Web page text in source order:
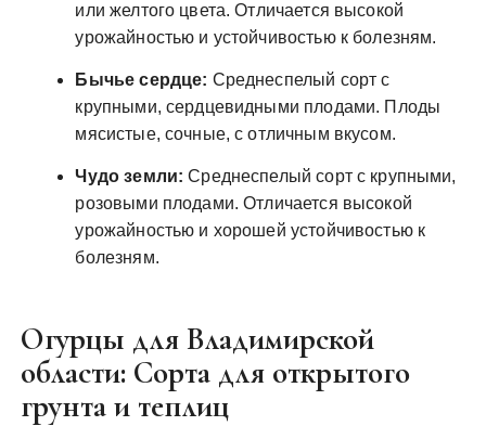
или желтого цвета. Отличается высокой
урожайностью и устойчивостью к болезням.
Бычье сердце: Среднеспелый сорт с
крупными, сердцевидными плодами. Плоды
мясистые, сочные, с отличным вкусом.
Чудо земли: Среднеспелый сорт с крупными,
розовыми плодами. Отличается высокой
урожайностью и хорошей устойчивостью к
болезням.
Огурцы для Владимирской
области: Сорта для открытого
грунта и теплиц